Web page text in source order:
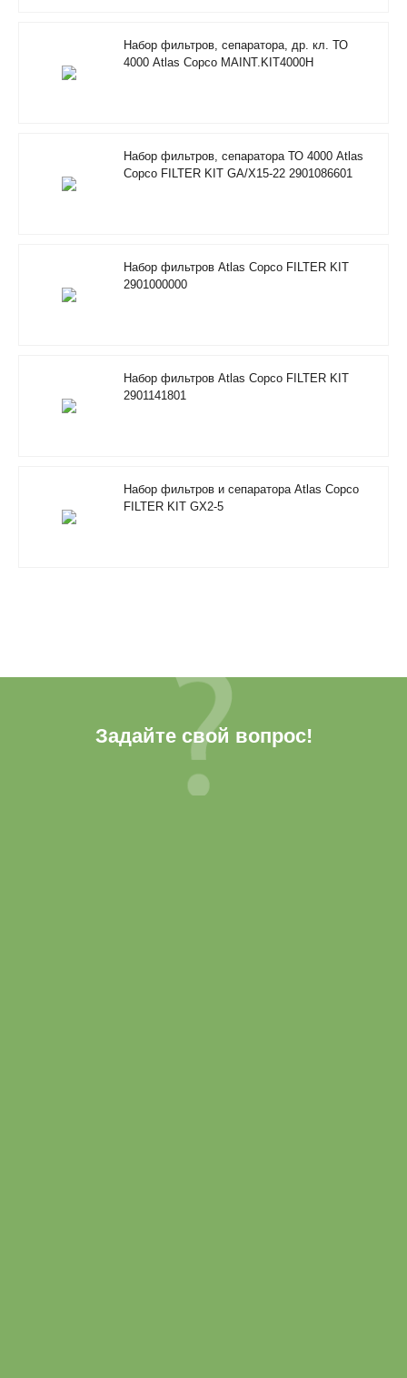
Набор фильтров, сепаратора, др. кл. ТО
4000 Atlas Copco MAINT.KIT4000H
Набор фильтров, сепаратора ТО 4000 Atlas
Copco FILTER KIT GA/X15-22 2901086601
Набор фильтров Atlas Copco FILTER KIT
2901000000
Набор фильтров Atlas Copco FILTER KIT
2901141801
Набор фильтров и сепаратора Atlas Copco
FILTER KIT GX2-5
Задайте свой вопрос!